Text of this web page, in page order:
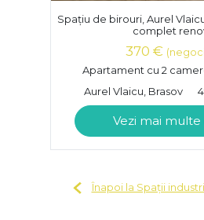
Spațiu de birouri, Aurel
complet
370 €
Apartament cu 2
Aurel Vlaicu, Brasov
Vezi mai multe
Înapoi la Spații